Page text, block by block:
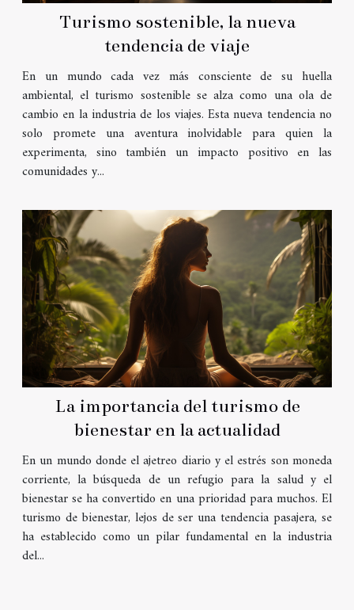
Turismo sostenible, la nueva
tendencia de viaje
En un mundo cada vez más consciente de su huella
ambiental, el turismo sostenible se alza como una ola de
cambio en la industria de los viajes. Esta nueva tendencia no
solo promete una aventura inolvidable para quien la
experimenta, sino también un impacto positivo en las
comunidades y...
La importancia del turismo de
bienestar en la actualidad
En un mundo donde el ajetreo diario y el estrés son moneda
corriente, la búsqueda de un refugio para la salud y el
bienestar se ha convertido en una prioridad para muchos. El
turismo de bienestar, lejos de ser una tendencia pasajera, se
ha establecido como un pilar fundamental en la industria
del...